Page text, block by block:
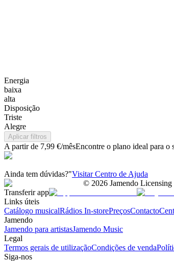
Energia
baixa
alta
Disposição
Triste
Alegre
Aplicar filtros
A partir de 7,99 €/mêsEncontre o plano ideal para o
Ainda tem dúvidas?"Visitar Centro de Ajuda
© 2026 Jamendo Licensing
Transferir app
Links úteis
Catálogo musicalRádios In-storePreçosContacto
Jamendo
Jamendo para artistasJamendo Music
Legal
Termos gerais de utilizaçãoCondições de venda
Siga-nos